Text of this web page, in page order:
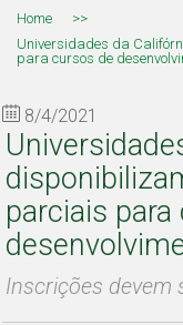
Home
>>
Universidades da
para cursos de
8/4/2021
parciais
Inscrições devem